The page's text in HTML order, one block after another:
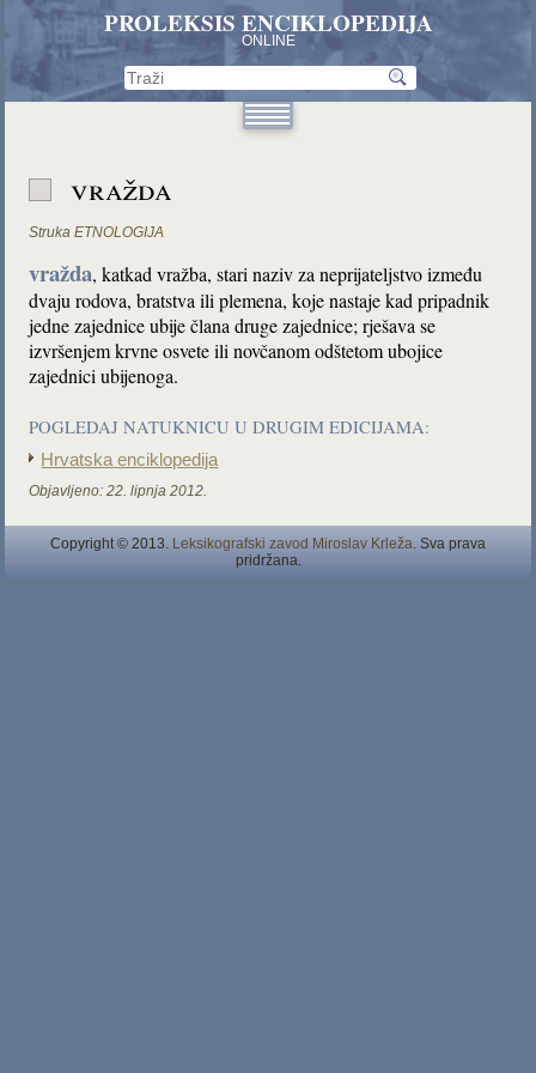
PROLEKSIS ENCIKLOPEDIJA
ONLINE
vražda
Struka ETNOLOGIJA
vražda, katkad vražba, stari naziv za neprijateljstvo između
dvaju rodova, bratstva ili plemena, koje nastaje kad pripadnik
jedne zajednice ubije člana druge zajednice; rješava se
izvršenjem krvne osvete ili novčanom odštetom ubojice
zajednici ubijenoga.
POGLEDAJ NATUKNICU U DRUGIM EDICIJAMA:
Hrvatska enciklopedija
Objavljeno: 22. lipnja 2012.
Copyright © 2013. Leksikografski zavod Miroslav Krleža. Sva prava
pridržana.